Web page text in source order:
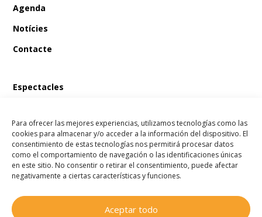
Para ofrecer las mejores experiencias, utilizamos tecnologías como las
cookies para almacenar y/o acceder a la información del dispositivo. El
consentimiento de estas tecnologías nos permitirá procesar datos
como el comportamiento de navegación o las identificaciones únicas
en este sitio. No consentir o retirar el consentimiento, puede afectar
negativamente a ciertas características y funciones.
Aceptar todo
Agenda
Notícies
Contacte
Espectacles
En Bum i el llibre màgic de les fades
En Bum i l’estel dels desitjos
En Bum i el secret de l’amistat